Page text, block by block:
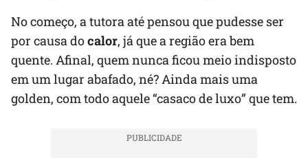
No começo, a tutora até pensou que pudesse ser
por causa docalor, já que a região era bem
quente. Afinal, quem nunca ficou meio indisposto
em um lugar abafado, né? Ainda mais uma
golden, com todo aquele “casaco de luxo” que tem.